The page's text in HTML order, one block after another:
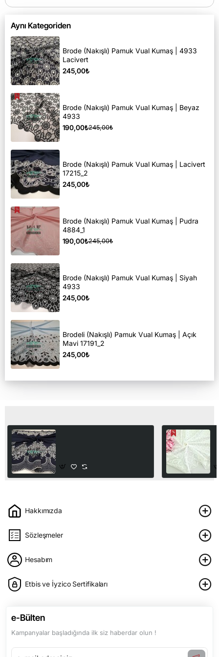
Aynı Kategoriden
Brode (Nakışlı) Pamuk Vual Kumaş | 4933
Lacivert
245,00₺
Brode (Nakışlı) Pamuk Vual Kumaş | Beyaz
4933
190,00₺245,00₺
Brode (Nakışlı) Pamuk Vual Kumaş | Lacivert
17215_2
245,00₺
Brode (Nakışlı) Pamuk Vual Kumaş | Pudra
4884_1
190,00₺245,00₺
Brode (Nakışlı) Pamuk Vual Kumaş | Siyah
4933
245,00₺
Brodeli (Nakışlı) Pamuk Vual Kumaş | Açık
Mavi 17191_2
245,00₺
Hakkımızda
Sözleşmeler
Hesabım
Etbis ve İyzico Sertifikaları
e-Bülten
Kampanyalar başladığında ilk siz haberdar olun !
e-